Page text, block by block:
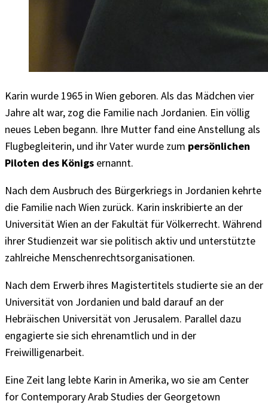
Karin wurde 1965 in Wien geboren. Als das Mädchen vier
Jahre alt war, zog die Familie nach Jordanien. Ein völlig
neues Leben begann. Ihre Mutter fand eine Anstellung als
Flugbegleiterin, und ihr Vater wurde zum persönlichen
Piloten des Königs ernannt.
Nach dem Ausbruch des Bürgerkriegs in Jordanien kehrte
die Familie nach Wien zurück. Karin inskribierte an der
Universität Wien an der Fakultät für Völkerrecht. Während
ihrer Studienzeit war sie politisch aktiv und unterstützte
zahlreiche Menschenrechtsorganisationen.
Nach dem Erwerb ihres Magistertitels studierte sie an der
Universität von Jordanien und bald darauf an der
Hebräischen Universität von Jerusalem. Parallel dazu
engagierte sie sich ehrenamtlich und in der
Freiwilligenarbeit.
Eine Zeit lang lebte Karin in Amerika, wo sie am Center
for Contemporary Arab Studies der Georgetown